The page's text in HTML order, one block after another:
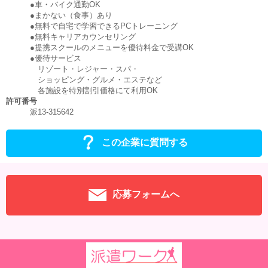
●車・バイク通勤OK
●まかない（食事）あり
●無料で自宅で学習できるPCトレーニング
●無料キャリアカウンセリング
●提携スクールのメニューを優待料金で受講OK
●優待サービス
リゾート・レジャー・スパ・
ショッピング・グルメ・エステなど
各施設を特別割引価格にて利用OK
許可番号
派13-315642
この企業に質問する
応募フォームへ